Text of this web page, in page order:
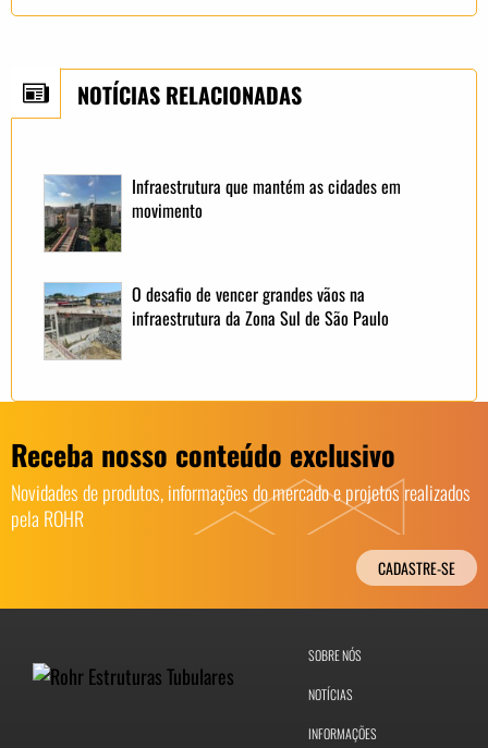
NOTÍCIAS RELACIONADAS
Infraestrutura que mantém as cidades em
movimento
O desafio de vencer grandes vãos na
infraestrutura da Zona Sul de São Paulo
Receba nosso conteúdo exclusivo
Novidades de produtos, informações do mercado e projetos realizados
pela ROHR
CADASTRE-SE
SOBRE NÓS
NOTÍCIAS
INFORMAÇÕES